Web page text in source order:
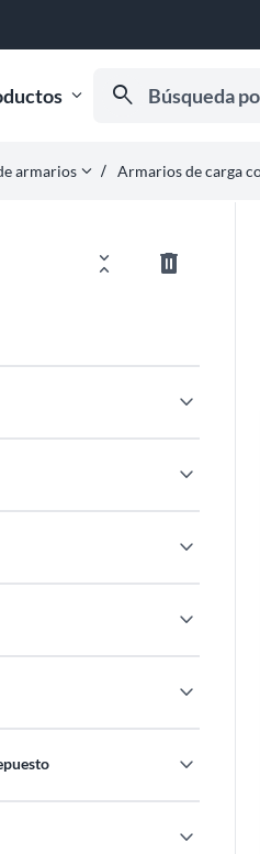
expand_more Búsqueda por
search
armarios expand_morehorizontal_ruleArmarios de carga
unfold_less delete_outline
expand_more
expand_more
expand_more
expand_more
expand_more
expand_more
expand_more